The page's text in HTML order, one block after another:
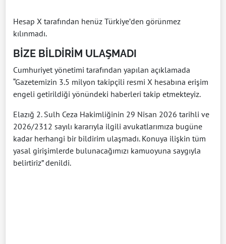
Hesap X tarafından henüz Türkiye’den görünmez
kılınmadı.
BİZE BİLDİRİM ULAŞMADI
Cumhuriyet yönetimi tarafından yapılan açıklamada
“Gazetemizin 3.5 milyon takipçili resmi X hesabına erişim
engeli getirildiği yönündeki haberleri takip etmekteyiz.
Elazığ 2. Sulh Ceza Hakimliğinin 29 Nisan 2026 tarihli ve
2026/2312 sayılı kararıyla ilgili avukatlarımıza bugüne
kadar herhangi bir bildirim ulaşmadı. Konuya ilişkin tüm
yasal girişimlerde bulunacağımızı kamuoyuna saygıyla
belirtiriz” denildi.